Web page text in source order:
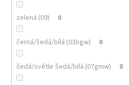
zelená (09) 0
černá/šedá/bílá (03bgw) 0
šedá/světle šedá/bílá (07gmw) 0